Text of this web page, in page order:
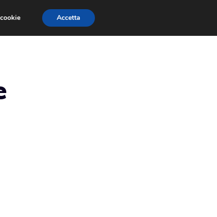
GIOCHI GRATIS
Accetta